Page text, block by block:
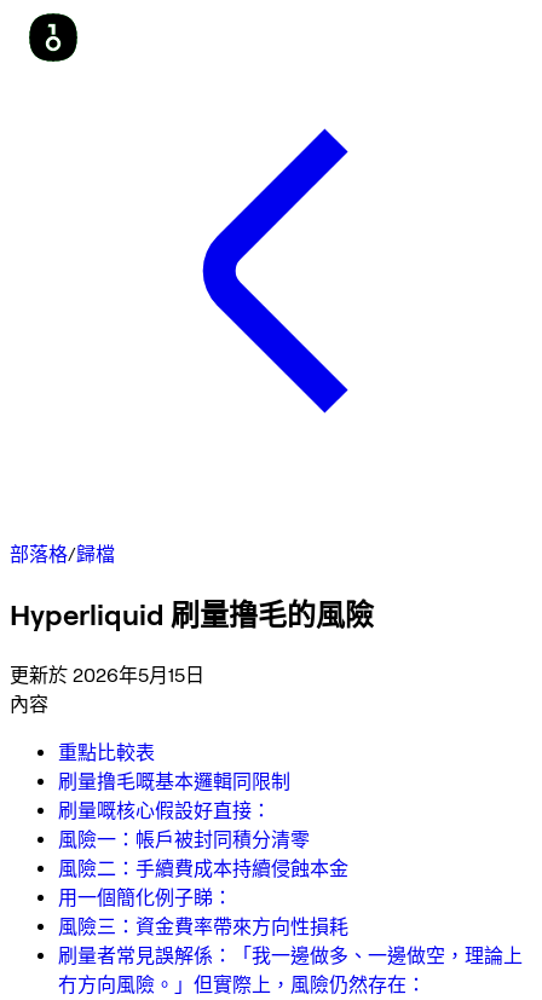
部落格/歸檔
Hyperliquid 刷量撸毛的風險
更新於 2026年5月15日
內容
重點比較表
刷量撸毛嘅基本邏輯同限制
刷量嘅核心假設好直接：
風險一：帳戶被封同積分清零
風險二：手續費成本持續侵蝕本金
用一個簡化例子睇：
風險三：資金費率帶來方向性損耗
刷量者常見誤解係：「我一邊做多、一邊做空，理論上
冇方向風險。」但實際上，風險仍然存在：